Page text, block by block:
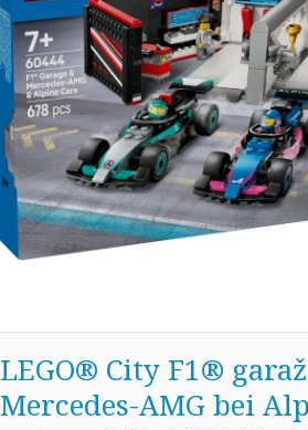
LEGO® City F1®
Mercedes-AMG bei